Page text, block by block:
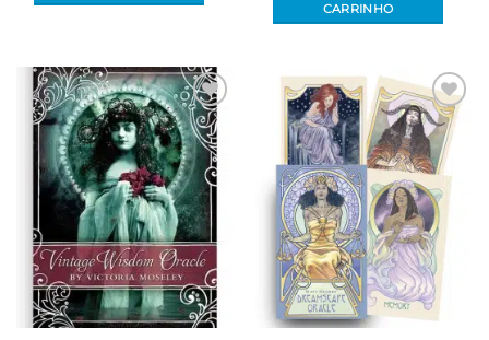
CARRINHO
Adicionar
aos meus
desejos
Adicionar
aos meus
desejos